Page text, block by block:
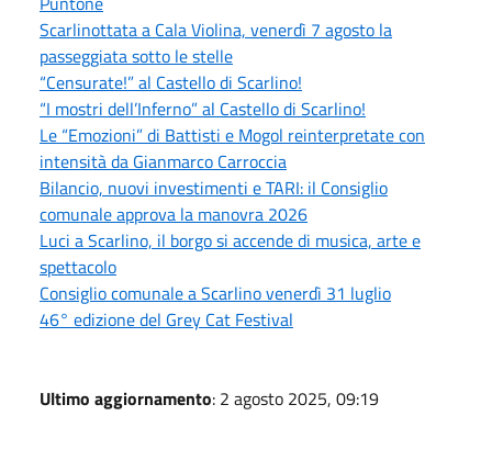
Scarlinottata a Cala Violina, venerdì 7 agosto la
passeggiata sotto le stelle
“Censurate!” al Castello di Scarlino!
“I mostri dell’Inferno” al Castello di Scarlino!
Le “Emozioni” di Battisti e Mogol reinterpretate con
intensità da Gianmarco Carroccia
Bilancio, nuovi investimenti e TARI: il Consiglio
comunale approva la manovra 2026
Luci a Scarlino, il borgo si accende di musica, arte e
spettacolo
Consiglio comunale a Scarlino venerdì 31 luglio
46° edizione del Grey Cat Festival
Ultimo aggiornamento: 2 agosto 2025, 09:19